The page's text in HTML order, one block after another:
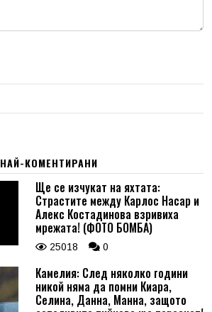
НАЙ-КОМЕНТИРАНИ
Ще се изчукат на яхтата:
Страстите между Карлос Насар и
Алекс Костадинова взривиха
мрежата! (ФОТО БОМБА)
25018 0
Камелия: След няколко години
никой няма да помни Киара,
Селина, Данна, Манна, защото